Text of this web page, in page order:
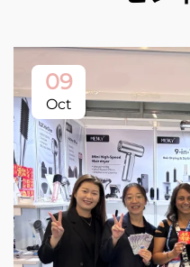
09
Oct